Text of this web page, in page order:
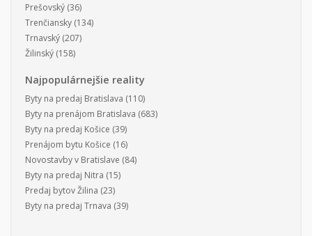
Prešovský (36)
Trenčiansky (134)
Trnavský (207)
Žilinský (158)
Najpopulárnejšie reality
Byty na predaj Bratislava (110)
Byty na prenájom Bratislava (683)
Byty na predaj Košice (39)
Prenájom bytu Košice (16)
Novostavby v Bratislave (84)
Byty na predaj Nitra (15)
Predaj bytov Žilina (23)
Byty na predaj Trnava (39)